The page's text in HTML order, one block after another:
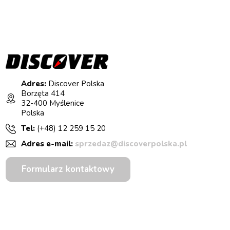
Adres: Discover Polska
Borzęta 414
32-400 Myślenice
Polska
Tel: (+48) 12 259 15 20
Adres e-mail: sprzedaz@discoverpolska.pl
Formularz kontaktowy